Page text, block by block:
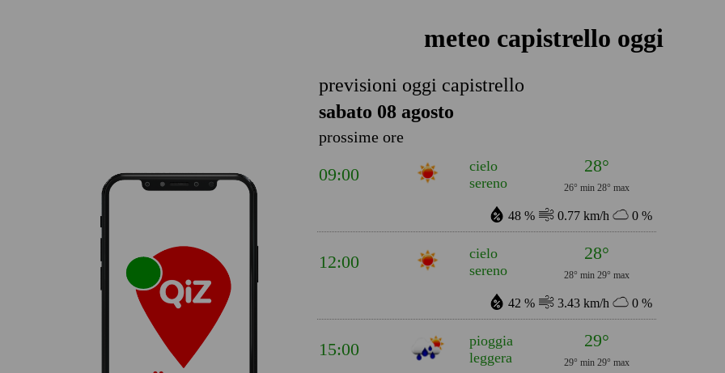
meteo capistrello oggi
previsioni oggi capistrello
sabato 08 agosto
prossime ore
09:00
cielo
sereno
28°
26° min 28° max
48 % 0.77 km/h 0 %
12:00
cielo
sereno
28°
28° min 29° max
42 % 3.43 km/h 0 %
15:00
pioggia
leggera
29°
29° min 29° max